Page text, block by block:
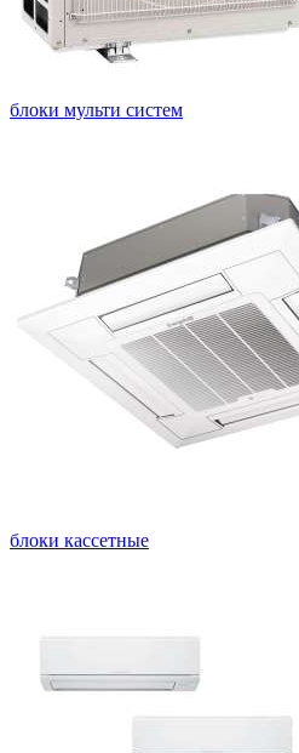
блоки мульти систем
блоки кассетные